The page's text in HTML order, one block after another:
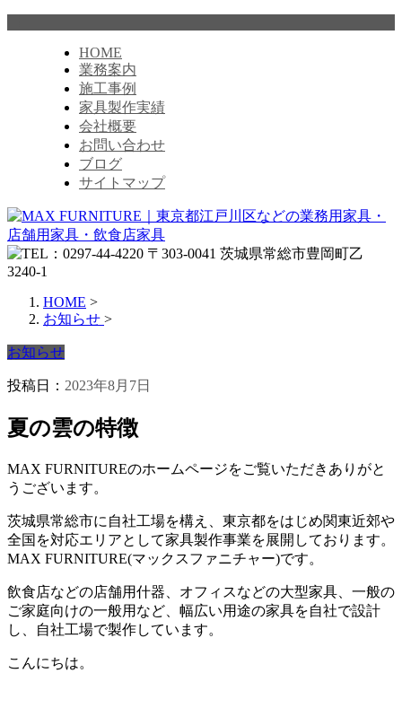
HOME
業務案内
施工事例
家具製作実績
会社概要
お問い合わせ
ブログ
サイトマップ
HOME >
お知らせ >
お知らせ
投稿日： 2023年8月7日
夏の雲の特徴
MAX FURNITUREのホームページをご覧いただきありがと
うございます。
茨城県常総市に自社工場を構え、東京都をはじめ関東近郊や
全国を対応エリアとして家具製作事業を展開しております。
MAX FURNITURE(マックスファニチャー)です。
飲食店などの店舗用什器、オフィスなどの大型家具、一般の
ご家庭向けの一般用など、幅広い用途の家具を自社で設計
し、自社工場で製作しています。
こんにちは。